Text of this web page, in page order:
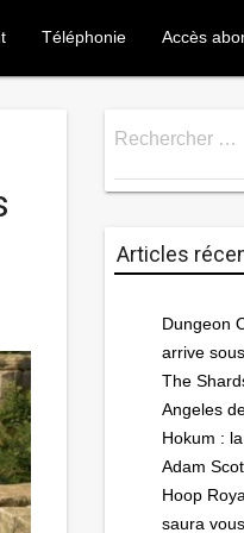
Téléphonie Accès
Rechercher …
Articles
Dungeon
arrive
The
Angeles
Hokum :
Adam
Hoop
saura